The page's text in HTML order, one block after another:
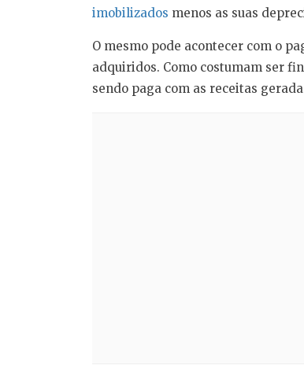
imobilizados menos as suas
O mesmo pode acontecer com o
adquiridos. Como costumam ser
sendo paga com as receitas